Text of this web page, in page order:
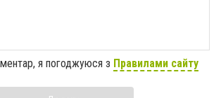
я погоджуюся з Правилами сайту